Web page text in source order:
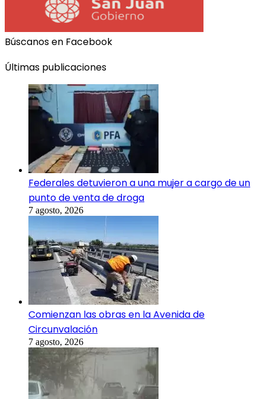
Búscanos en Facebook
Últimas publicaciones
Federales detuvieron a una mujer a cargo de un
punto de venta de droga
7 agosto, 2026
Comienzan las obras en la Avenida de
Circunvalación
7 agosto, 2026